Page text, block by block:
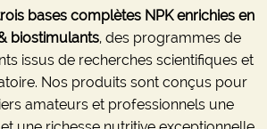
bases complètes NPK enrichies en
biostimulants, des programmes de
issus de recherches scientifiques et
Nos produits sont conçus pour
amateurs et professionnels une